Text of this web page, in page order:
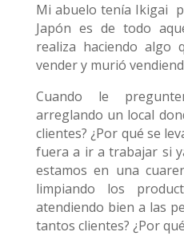
Mi abuelo tenía Ikigai
Japón es de todo
realiza haciendo algo
vender y murió
Cuando le
arreglando un local
clientes? ¿Por qué se
fuera a ir a trabajar si
estamos en una
limpiando los
atendiendo bien a las
tantos clientes? ¿Por